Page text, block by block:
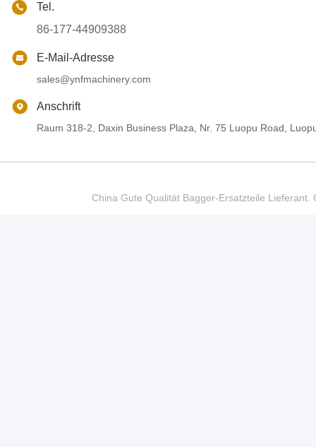
Tel.
86-177-44909388
E-Mail-Adresse
sales@ynfmachinery.com
Anschrift
Raum 318-2, Daxin Business Plaza, Nr. 75 Luopu Road,
China Gute Qualität Bagger-Ersatzteile